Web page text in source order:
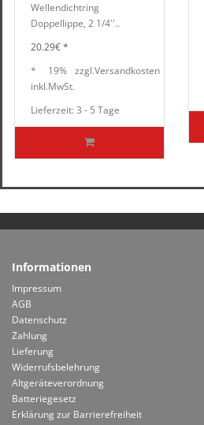
Wellendichtring
Doppellippe, 2 1/4''..
20.29€ *
*
inkl.
19%
MwSt.
zzgl.Versandkosten
Lieferzeit: 3 - 5 Tage
Informationen
Impressum
AGB
Datenschutz
Zahlung
Lieferung
Widerrufsbelehrung
Altgeräteverordnung
Batteriegesetz
Erklärung zur Barrierefreiheit